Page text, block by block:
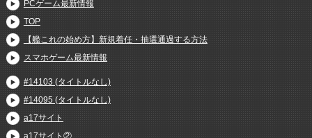
PCゲーム最新情報
TOP
【艦これの始め方】新規着任・抽選通過する方法
スマホゲーム最新情報
#14103 (タイトルなし)
#14095 (タイトルなし)
a17サイト
a17サイト②